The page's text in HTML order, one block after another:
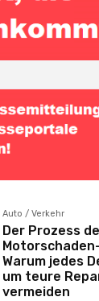
Auto / Verkehr
Der Prozess
Warum jedes
um teure
vermeiden